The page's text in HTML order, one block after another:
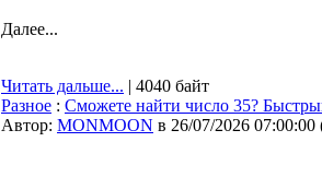
Далее...
Читать дальше... | 4040 байт
Разное : Сможете найти число 35?
Автор: MONMOON в 26/07/2026 07:00:00